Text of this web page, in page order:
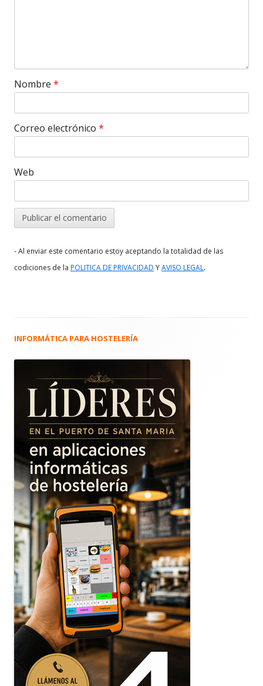
Nombre *
Correo electrónico *
Web
- Al enviar este comentario estoy aceptando la totalidad de las
codiciones de la POLITICA DE PRIVACIDAD YAVISO LEGAL.
Barra
principal
INFORMÁTICA PARA HOSTELERÍA